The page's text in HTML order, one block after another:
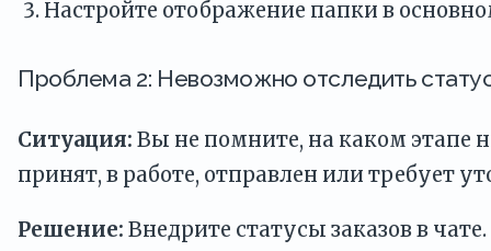
Настройте отображение папки в
Проблема 2: Невозможно отследить
Ситуация: Вы не помните, на каком этапе
принят, в работе, отправлен или требует
Решение: Внедрите статусы заказов в